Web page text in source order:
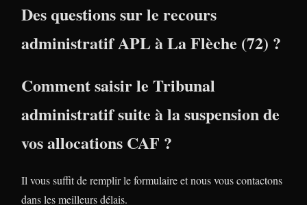
Des questions sur le recours
administratif APL à La Flèche (72) ?
Comment saisir le Tribunal
administratif suite à la suspension de
vos allocations CAF ?
Il vous suffit de remplir le formulaire et nous vous contactons
dans les meilleurs délais.